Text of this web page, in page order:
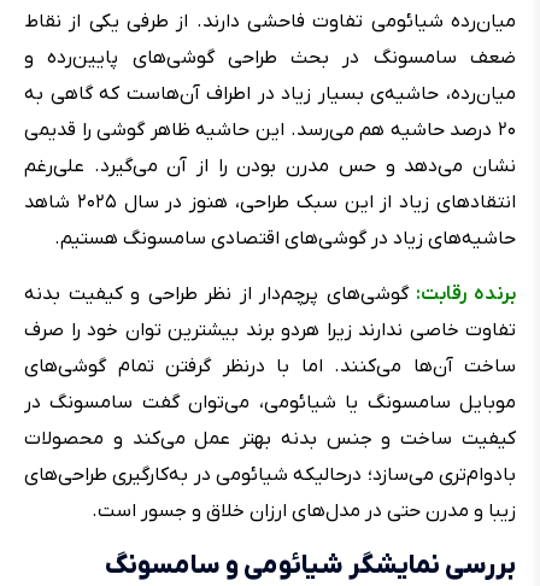
میان‌رده شیائومی تفاوت فاحشی دارند. از طرفی یکی از نقاط
ضعف سامسونگ در بحث طراحی گوشی‌های پایین‌رده و
میان‌رده، حاشیه‌ی بسیار زیاد در اطراف آن‌هاست که گاهی به
۲۰ درصد حاشیه هم می‌رسد. این حاشیه ظاهر گوشی را قدیمی
نشان می‌دهد و حس مدرن بودن را از آن می‌گیرد. علی‌رغم
انتقادهای زیاد از این سبک طراحی،‌ هنوز در سال ۲۰۲۵ شاهد
حاشیه‌های زیاد در گوشی‌های اقتصادی سامسونگ هستیم.
برنده رقابت:‌ گوشی‌های پرچم‌دار از نظر طراحی و کیفیت بدنه
تفاوت خاصی ندارند زیرا هردو برند بیشترین توان خود را صرف
ساخت آن‌ها می‌کنند. اما با درنظر گرفتن تمام گوشی‌های
موبایل سامسونگ یا شیائومی، می‌توان گفت سامسونگ در
کیفیت ساخت و جنس بدنه بهتر عمل می‌کند و محصولات
بادوام‌تری می‌سازد؛ درحالیکه شیائومی در به‌کارگیری طراحی‌های
زیبا و مدرن حتی در مدل‌های ارزان خلاق و جسور است.
بررسی نمایشگر شیائومی و سامسونگ